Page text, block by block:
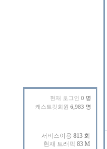
현재 로그인 0 명
캐스트킷회원 6,983 명